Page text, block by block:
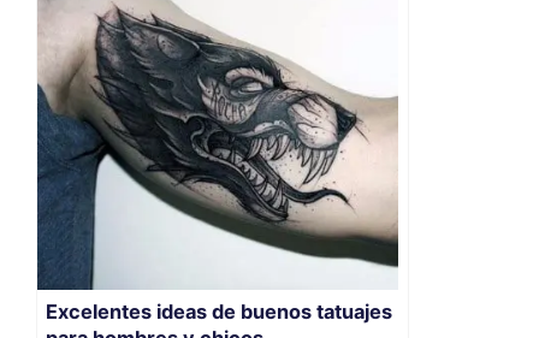
Excelentes ideas de buenos tatuajes